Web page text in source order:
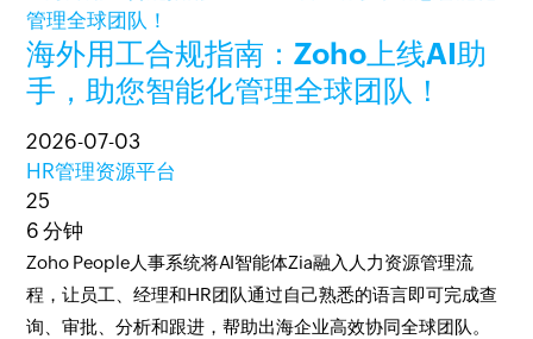
海外用工合规指南：Zoho上线AI助
手，助您智能化管理全球团队！
2026-07-03
HR管理资源平台
25
6 分钟
Zoho People人事系统将AI智能体Zia融入人力资源管理流
程，让员工、经理和HR团队通过自己熟悉的语言即可完成查
询、审批、分析和跟进，帮助出海企业高效协同全球团队。